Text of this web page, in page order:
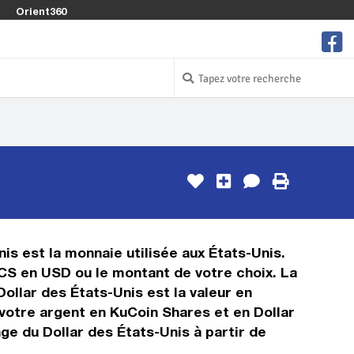
Orient360
est la monnaie utilisée aux États-Unis.
en USD ou le montant de votre choix. La
des États-Unis est la valeur en
argent en KuCoin Shares et en Dollar
du Dollar des États-Unis à partir de